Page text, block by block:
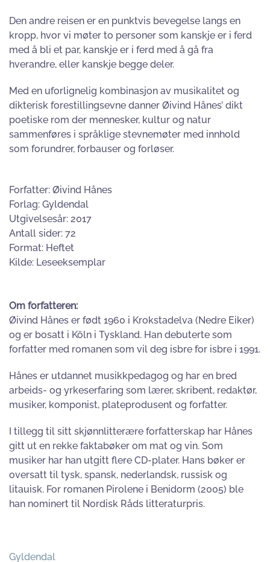
Den andre reisen er en punktvis bevegelse langs en
kropp, hvor vi møter to personer som kanskje er i ferd
med å bli et par, kanskje er i ferd med å gå fra
hverandre, eller kanskje begge deler.
Med en uforlignelig kombinasjon av musikalitet og
dikterisk forestillingsevne danner Øivind Hånes’ dikt
poetiske rom der mennesker, kultur og natur
sammenføres i språklige stevnemøter med innhold
som forundrer, forbauser og forløser.
Forfatter: Øivind Hånes
Forlag: Gyldendal
Utgivelsesår: 2017
Antall sider: 72
Format: Heftet
Kilde: Leseeksemplar
Om forfatteren:
Øivind Hånes er født 1960 i Krokstadelva (Nedre Eiker)
og er bosatt i Köln i Tyskland. Han debuterte som
forfatter med romanen som vil deg isbre for isbre i 1991.
Hånes er utdannet musikkpedagog og har en bred
arbeids- og yrkeserfaring som lærer, skribent, redaktør,
musiker, komponist, plateprodusent og forfatter.
I tillegg til sitt skjønnlitterære forfatterskap har Hånes
gitt ut en rekke faktabøker om mat og vin. Som
musiker har han utgitt flere CD-plater. Hans bøker er
oversatt til tysk, spansk, nederlandsk, russisk og
litauisk. For romanen Pirolene i Benidorm (2005) ble
han nominert til Nordisk Råds litteraturpris.
Gyldendal